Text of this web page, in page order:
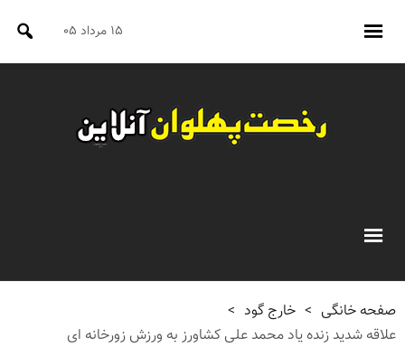
۱۵ مرداد ۰۵
صفحه خانگی > خارج گود >
علاقه شدید زنده یاد محمد علی کشاورز به ورزش زورخانه ای